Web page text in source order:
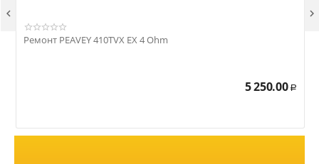
Ремонт PEAVEY 410TVX EX 4 Ohm
5 250.00 Р
 